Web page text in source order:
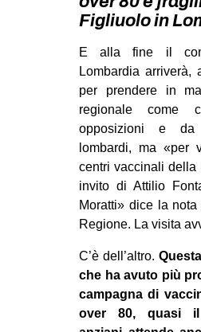
STUDENTI
ZAM
MILANO
SPAZI
SPORT
DIRITTO
GENERI
Figliuolo in
E alla fine il
Lombardia arriverà,
per prendere in
regionale come
opposizioni e
lombardi, ma «per
centri vaccinali della
invito di Attilio
Moratti» dice la
Regione. La visita
C’è dell’altro.
che ha avuto più
campagna di
over 80, quasi